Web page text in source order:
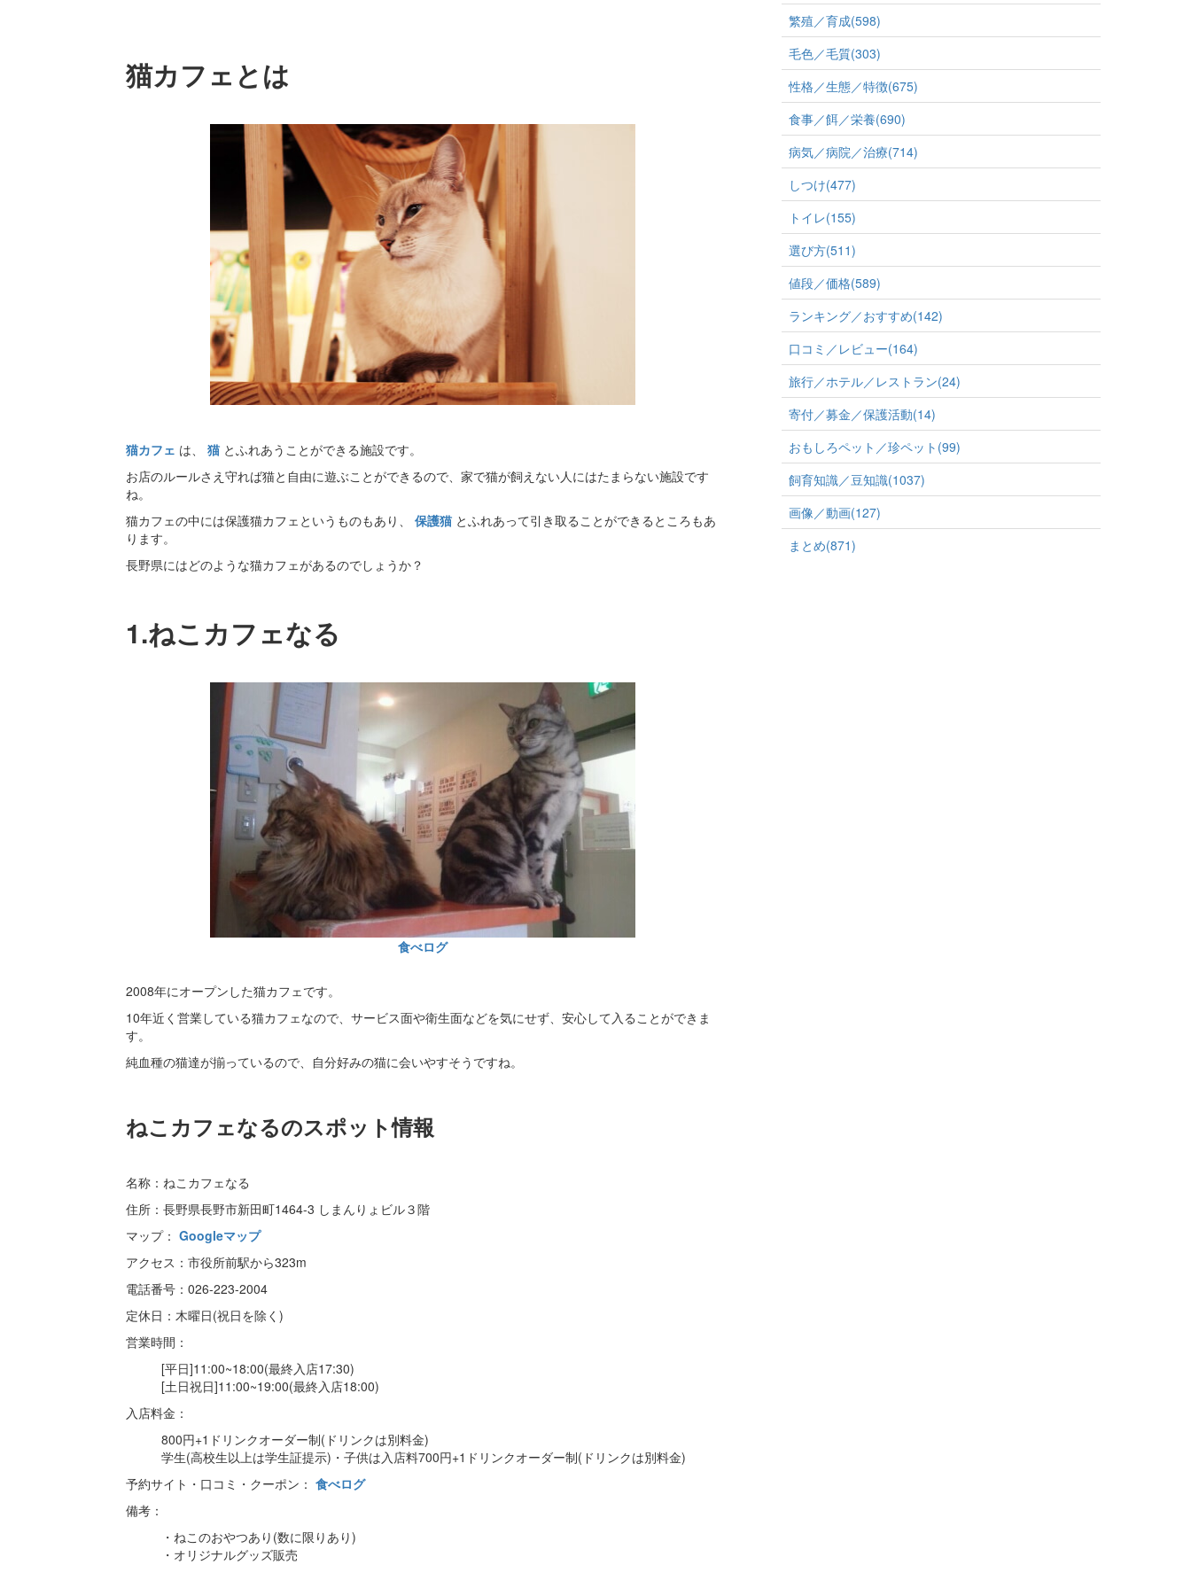
猫カフェとは
猫カフェ は、 猫 とふれあうことができる施設です。
お店のルールさえ守れば猫と自由に遊ぶことができるので、家で猫が飼えない人にはたまらない施設です
ね。
猫カフェの中には保護猫カフェというものもあり、 保護猫 とふれあって引き取ることができるところもあ
ります。
長野県にはどのような猫カフェがあるのでしょうか？
1.ねこカフェなる
食べログ
2008年にオープンした猫カフェです。
10年近く営業している猫カフェなので、サービス面や衛生面などを気にせず、安心して入ることができま
す。
純血種の猫達が揃っているので、自分好みの猫に会いやすそうですね。
ねこカフェなるのスポット情報
名称：ねこカフェなる
住所：長野県長野市新田町1464-3 しまんりょビル３階
マップ： Googleマップ
アクセス：市役所前駅から323m
電話番号：026-223-2004
定休日：木曜日(祝日を除く)
営業時間：
[平日]11:00~18:00(最終入店17:30)
[土日祝日]11:00~19:00(最終入店18:00)
入店料金：
800円+1ドリンクオーダー制(ドリンクは別料金)
学生(高校生以上は学生証提示)・子供は入店料700円+1ドリンクオーダー制(ドリンクは別料金)
予約サイト・口コミ・クーポン： 食べログ
備考：
・ねこのおやつあり(数に限りあり)
・オリジナルグッズ販売
繁殖／育成(598)
毛色／毛質(303)
性格／生態／特徴(675)
食事／餌／栄養(690)
病気／病院／治療(714)
しつけ(477)
トイレ(155)
選び方(511)
値段／価格(589)
ランキング／おすすめ(142)
口コミ／レビュー(164)
旅行／ホテル／レストラン(24)
寄付／募金／保護活動(14)
おもしろペット／珍ペット(99)
飼育知識／豆知識(1037)
画像／動画(127)
まとめ(871)